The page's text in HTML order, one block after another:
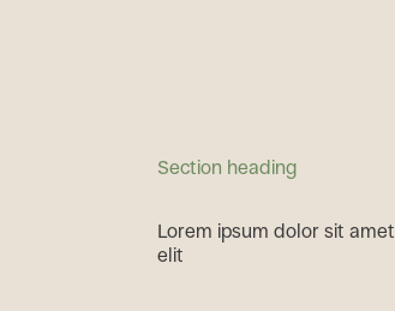
Section heading
Lorem ipsum dolor sit amet
elit